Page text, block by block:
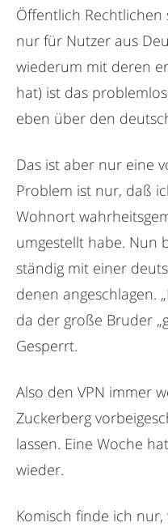
Öffentlich
nur für Nutzer aus
wiederum mit deren
hat) ist das
eben über den
Das ist aber nur eine
Problem ist nur, daß
Wohnort
umgestellt habe. Nun
ständig mit einer
denen angeschlagen.
da der große Bruder
Gesperrt.
Also den VPN immer
Zuckerberg
lassen. Eine Woche
wieder.
Komisch finde ich